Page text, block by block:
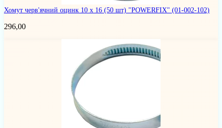
Хомут черв'ячний оцинк 10 х 16 (50 шт) "POWERFIX" (01-002-102)
296,00